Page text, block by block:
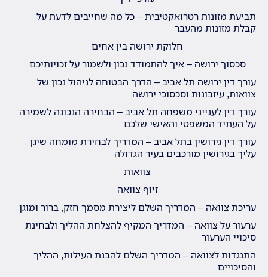
תביעת מזונות רטרואקטיבית – כל מה שחייבים לדעת על
קבלת מזונות מהעבר
חלוקת ירושה בין אחים
סכסוך ירושה – איך להתמודד נכון ולשמור על זכויותיכם
עורך דין ירושה תל אביב – הדרך הבטוחה לניהול נכון של
צוואות, עיזבונות וסכסוכי ירושה
עורך דין לענייני משפחה תל אביב – הבחירה הנכונה לשמירה
על העתיד המשפטי והאישי שלכם
עורך דין גירושין בתל אביב – המדריך לבחירת מומחה שיגן
עליך בגירושין מורכבים בעיר הגדולה
צוואות
זיוף צוואה
עריכת צוואה – המדריך השלם ליצירת מסמך חזק, ברור ומוגן
ערעור על צוואה – המדריך המקיף להצלחת ההליך ולבחינת
סיכויי הערעור
התנגדות לצוואה – המדריך השלם להבנת העילות, ההליך
והסיכויים